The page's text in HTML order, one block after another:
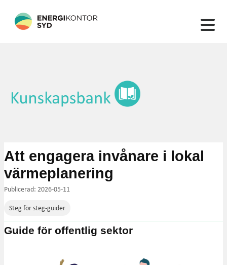
Att engagera invånare i lokal
värmeplanering
Publicerad: 2026-05-11
Steg för steg-guider
Guide för offentlig sektor
132 artiklar hittades